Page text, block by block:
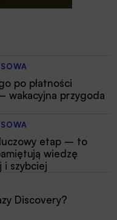
po płatności
wakacyjna przygoda
etap – to
wiedzę
i szybciej
Discovery?